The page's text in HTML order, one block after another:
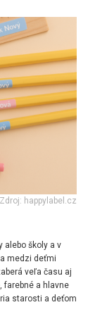
Zdroj: happylabel.cz
alebo školy a v
medzi deťmi
veľa času aj
farebné a hlavne
starosti a deťom